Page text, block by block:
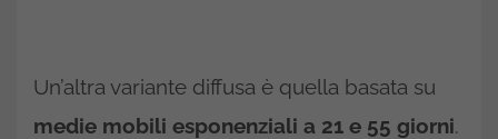
Un’altra variante diffusa è quella basata su
medie mobili esponenziali a 21 e 55 giorni.